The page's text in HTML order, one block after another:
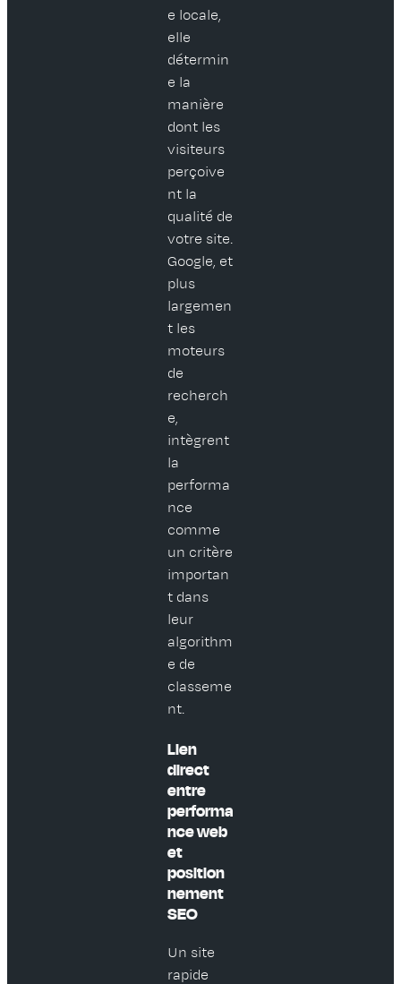
e locale,
elle
détermin
e la
manière
dont les
visiteurs
perçoive
nt la
qualité de
votre site.
Google, et
plus
largemen
t les
moteurs
de
recherch
e,
intègrent
la
performa
nce
comme
un critère
importan
t dans
leur
algorithm
e de
classeme
nt.
Lien
direct
entre
performa
nce web
et
position
nement
SEO
Un site
rapide